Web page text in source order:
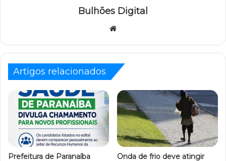
Bulhões Digital
Website
Artigos relacionados
Prefeitura de Paranaíba
Onda de frio deve atingir